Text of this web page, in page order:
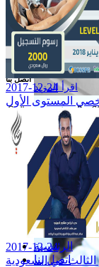
اقرأ المزيد
2017-12-24
المستوى الأول
2017-12-24
في السعودية
اتصل بنا
Svärmaregatan 3 ,
3 Ibn Al-Nafees
La Goulette, lac 3,
0046 736327465
00216 29 552 200
admin@gcss.se
الرئيسية
اتصل بنا